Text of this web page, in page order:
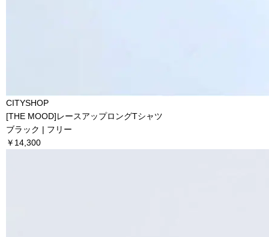
CITYSHOP
[THE MOOD]レースアップロングTシャツ
ブラック | フリー
￥14,300